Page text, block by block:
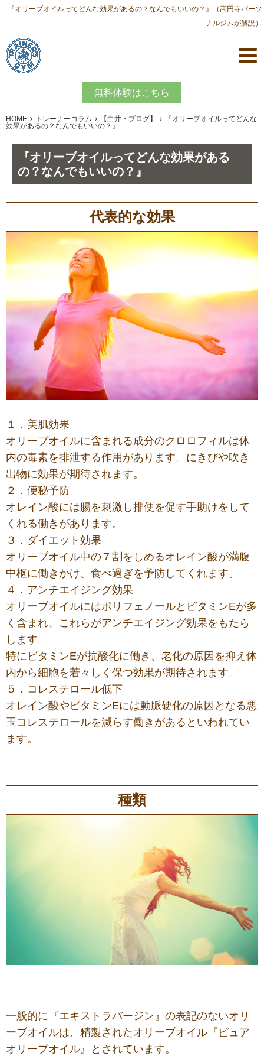
『オリーブオイルってどんな効果があるの？なんでもいいの？』（高円寺パーソ
ナルジムが解説）
無料体験はこちら
HOME トレーナーコラム 【白井・ブログ】
『オリーブオイルってどんな
効果があるの？なんでもいいの？』
『オリーブオイルってどんな効果がある
の？なんでもいいの？』
代表的な効果
１．美肌効果
オリーブオイルに含まれる成分のクロロフィルは体
内の毒素を排泄する作用があります。にきびや吹き
出物に効果が期待されます。
２．便秘予防
オレイン酸には腸を刺激し排便を促す手助けをして
くれる働きがあります。
３．ダイエット効果
オリーブオイル中の７割をしめるオレイン酸が満腹
中枢に働きかけ、食べ過ぎを予防してくれます。
４．アンチエイジング効果
オリーブオイルにはポリフェノールとビタミンEが多
く含まれ、これらがアンチエイジング効果をもたら
します。
特にビタミンEが抗酸化に働き、老化の原因を抑え体
内から細胞を若々しく保つ効果が期待されます。
５．コレステロール低下
オレイン酸やビタミンEには動脈硬化の原因となる悪
玉コレステロールを減らす働きがあるといわれてい
ます。
種類
一般的に『エキストラバージン』の表記のないオリ
ーブオイルは、精製されたオリーブオイル『ピュア
オリーブオイル』とされています。